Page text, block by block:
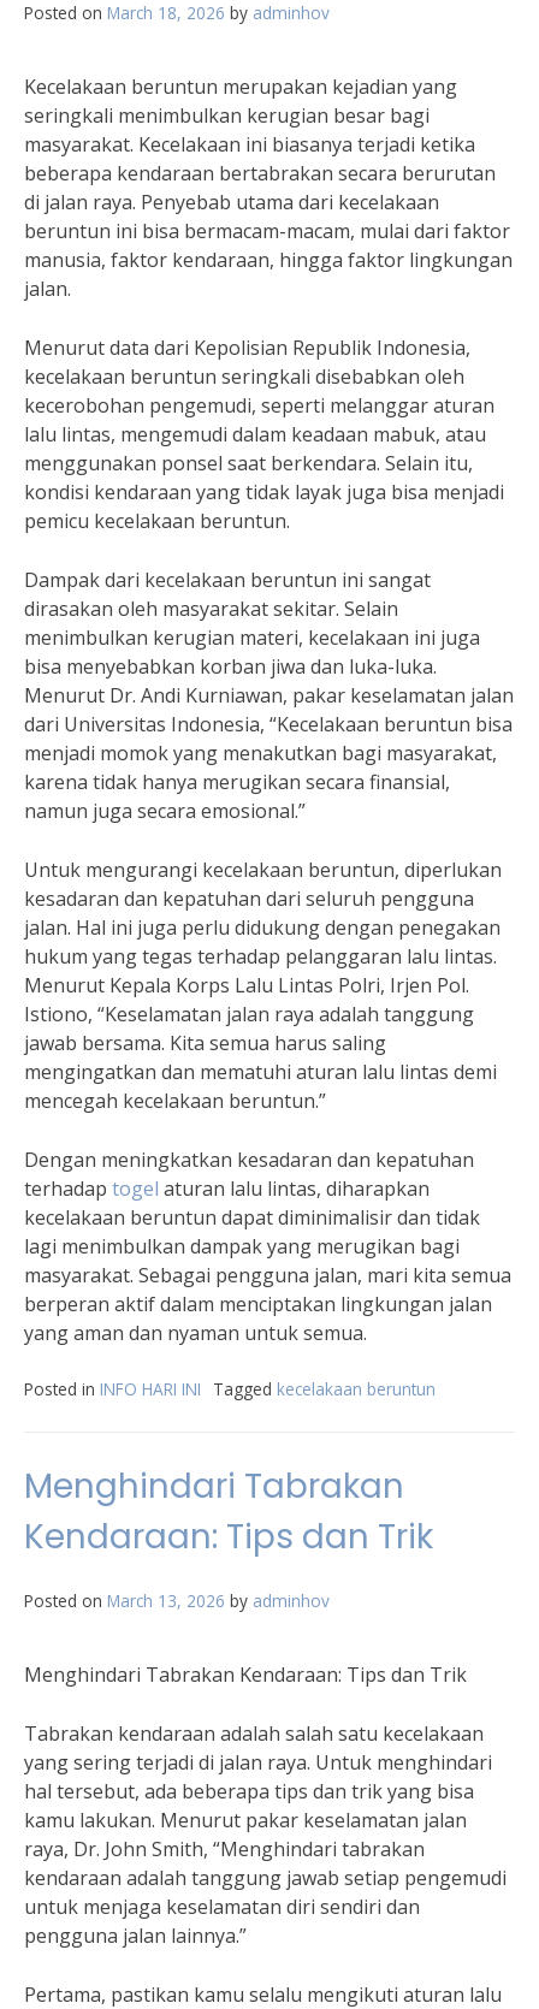
Posted on March 18, 2026 by adminhov
Kecelakaan beruntun merupakan kejadian yang
seringkali menimbulkan kerugian besar bagi
masyarakat. Kecelakaan ini biasanya terjadi ketika
beberapa kendaraan bertabrakan secara berurutan
di jalan raya. Penyebab utama dari kecelakaan
beruntun ini bisa bermacam-macam, mulai dari faktor
manusia, faktor kendaraan, hingga faktor lingkungan
jalan.
Menurut data dari Kepolisian Republik Indonesia,
kecelakaan beruntun seringkali disebabkan oleh
kecerobohan pengemudi, seperti melanggar aturan
lalu lintas, mengemudi dalam keadaan mabuk, atau
menggunakan ponsel saat berkendara. Selain itu,
kondisi kendaraan yang tidak layak juga bisa menjadi
pemicu kecelakaan beruntun.
Dampak dari kecelakaan beruntun ini sangat
dirasakan oleh masyarakat sekitar. Selain
menimbulkan kerugian materi, kecelakaan ini juga
bisa menyebabkan korban jiwa dan luka-luka.
Menurut Dr. Andi Kurniawan, pakar keselamatan jalan
dari Universitas Indonesia, “Kecelakaan beruntun bisa
menjadi momok yang menakutkan bagi masyarakat,
karena tidak hanya merugikan secara finansial,
namun juga secara emosional.”
Untuk mengurangi kecelakaan beruntun, diperlukan
kesadaran dan kepatuhan dari seluruh pengguna
jalan. Hal ini juga perlu didukung dengan penegakan
hukum yang tegas terhadap pelanggaran lalu lintas.
Menurut Kepala Korps Lalu Lintas Polri, Irjen Pol.
Istiono, “Keselamatan jalan raya adalah tanggung
jawab bersama. Kita semua harus saling
mengingatkan dan mematuhi aturan lalu lintas demi
mencegah kecelakaan beruntun.”
Dengan meningkatkan kesadaran dan kepatuhan
terhadap togel aturan lalu lintas, diharapkan
kecelakaan beruntun dapat diminimalisir dan tidak
lagi menimbulkan dampak yang merugikan bagi
masyarakat. Sebagai pengguna jalan, mari kita semua
berperan aktif dalam menciptakan lingkungan jalan
yang aman dan nyaman untuk semua.
Posted in INFO HARI INI Tagged kecelakaan beruntun
Menghindari Tabrakan
Kendaraan: Tips dan Trik
Posted on March 13, 2026 by adminhov
Menghindari Tabrakan Kendaraan: Tips dan Trik
Tabrakan kendaraan adalah salah satu kecelakaan
yang sering terjadi di jalan raya. Untuk menghindari
hal tersebut, ada beberapa tips dan trik yang bisa
kamu lakukan. Menurut pakar keselamatan jalan
raya, Dr. John Smith, “Menghindari tabrakan
kendaraan adalah tanggung jawab setiap pengemudi
untuk menjaga keselamatan diri sendiri dan
pengguna jalan lainnya.”
Pertama, pastikan kamu selalu mengikuti aturan lalu